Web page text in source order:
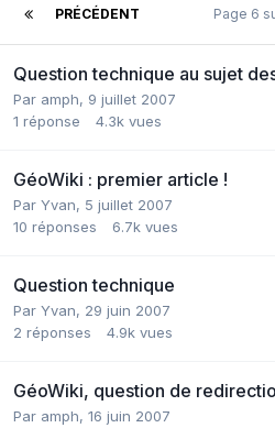
PRÉCÉDENT Page 6
Question technique au sujet
Par amph, 9 juillet 2007
1 réponse 4.3k vues
GéoWiki : premier article !
Par Yvan, 5 juillet 2007
10 réponses 6.7k vues
Question technique
Par Yvan, 29 juin 2007
2 réponses 4.9k vues
GéoWiki, question de
Par amph, 16 juin 2007